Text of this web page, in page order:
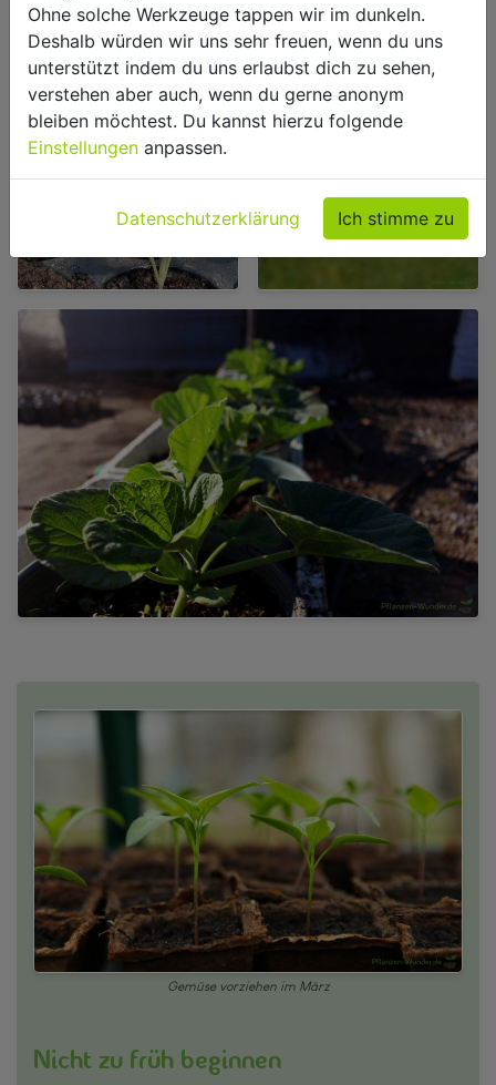
Gemüse vorziehen im März
Nicht zu früh beginnen
Ohne solche Werkzeuge tappen wir im dunkeln.
Deshalb würden wir uns sehr freuen, wenn du uns
unterstützt indem du uns erlaubst dich zu sehen,
verstehen aber auch, wenn du gerne anonym
bleiben möchtest. Du kannst hierzu folgende
Einstellungen anpassen.
Datenschutzerklärung Ich stimme zu